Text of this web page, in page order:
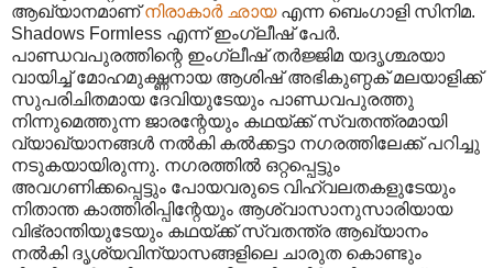
ആഖ്യാനമാണ്നിരാകാര്‍ ഛായഎന്ന ബെംഗാളി സിനിമ.
Shadows Formless എന്ന് ഇംഗ്ലീഷ് പേർ.
പാണ്ഡവപുരത്തിന്റെ ഇംഗ്ലീഷ് തര്‍ജ്ജിമ യദൃശ്ഛയാ
വായിച്ച് മോഹമുഗ്ദ്ധനായ ആശിഷ് അഭികുണ്ഠക് മലയാളിക്ക്
സുപരിചിതമായ ദേവിയുടേയും പാണ്ഡവപുരത്തു
നിന്നുമെത്തുന്ന ജാരന്റേയും കഥയ്ക്ക് സ്വതന്ത്രമായി
വ്യാഖ്യാനങ്ങള്‍ നല്‍കി കല്‍ക്കട്ടാ നഗരത്തിലേക്ക് പറിച്ചു
നടുകയായിരുന്നു. നഗരത്തില്‍ ഒറ്റപ്പെട്ടും
അവഗണിക്കപ്പെട്ടും പോയവരുടെ വിഹ്വലതകളുടേയും
നിതാന്ത കാത്തിരിപ്പിന്റേയും ആശ്വാസാനുസാരിയായ
വിഭ്രാന്തിയുടേയും കഥയ്ക്ക് സ്വതന്ത്ര ആഖ്യാനം
നൽകി ദൃശ്യവിന്യാസങ്ങളിലെ ചാരുത കൊണ്ടും